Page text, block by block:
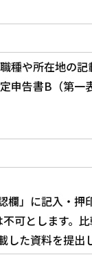
職種や所在地の
定申告書B（第一
」に記入・押
可とします。
た資料を提出